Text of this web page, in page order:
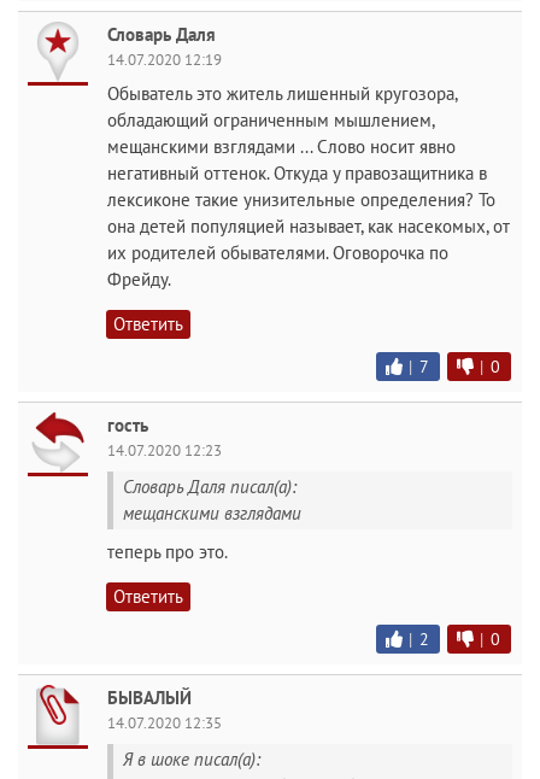
Словарь Даля
14.07.2020 12:19
Обыватель это житель лишенный кругозора,
обладающий ограниченным мышлением,
мещанскими взглядами ... Слово носит явно
негативный оттенок. Откуда у правозащитника в
лексиконе такие унизительные определения? То
она детей популяцией называет, как насекомых, от
их родителей обывателями. Оговорочка по
Фрейду.
Ответить
| 7 | 0
гость
14.07.2020 12:23
Словарь Даля писал(а):
мещанскими взглядами
теперь про это.
Ответить
| 2 | 0
БЫВАЛЫЙ
14.07.2020 12:35
Я в шоке писал(а):